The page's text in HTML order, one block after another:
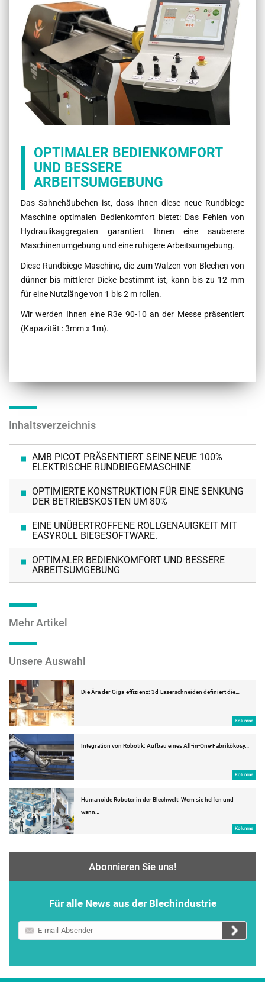
OPTIMALER BEDIENKOMFORT
UND BESSERE
ARBEITSUMGEBUNG
Das Sahnehäubchen ist, dass Ihnen diese neue Rundbiege
Maschine optimalen Bedienkomfort bietet: Das Fehlen von
Hydraulikaggregaten garantiert Ihnen eine sauberere
Maschinenumgebung und eine ruhigere Arbeitsumgebung.
Diese Rundbiege Maschine, die zum Walzen von Blechen von
dünner bis mittlerer Dicke bestimmt ist, kann bis zu 12 mm
für eine Nutzlänge von 1 bis 2 m rollen.
Wir werden Ihnen eine R3e 90-10 an der Messe präsentiert
(Kapazität : 3mm x 1m).
Inhaltsverzeichnis
AMB PICOT PRÄSENTIERT SEINE NEUE 100%
ELEKTRISCHE RUNDBIEGEMASCHINE
OPTIMIERTE KONSTRUKTION FÜR EINE SENKUNG
DER BETRIEBSKOSTEN UM 80%
EINE UNÜBERTROFFENE ROLLGENAUIGKEIT MIT
EASYROLL BIEGESOFTWARE.
OPTIMALER BEDIENKOMFORT UND BESSERE
ARBEITSUMGEBUNG
Mehr Artikel
Unsere Auswahl
Die Ära der Giga-effizienz: 3d-Laserschneiden definiert die…
Kolumne
Integration von Robotik: Aufbau eines All-in-One-Fabrikökosy…
Kolumne
Humanoide Roboter in der Blechwelt: Wem sie helfen und
wann…
Kolumne
Abonnieren Sie uns!
Für alle News aus der Blechindustrie
E-
mail-